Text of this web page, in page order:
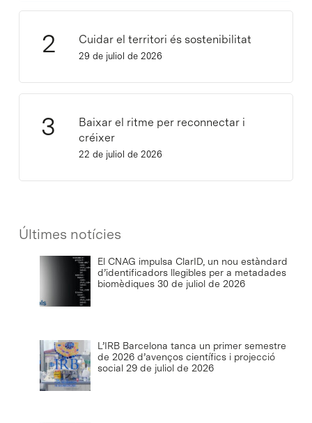
Cuidar el territori és sostenibilitat
29 de juliol de 2026
Baixar el ritme per reconnectar i
créixer
22 de juliol de 2026
Últimes notícies
El CNAG impulsa ClarID, un nou estàndard
d’identificadors llegibles per a metadades
biomèdiques 30 de juliol de 2026
L’IRB Barcelona tanca un primer semestre
de 2026 d’avenços científics i projecció
social 29 de juliol de 2026